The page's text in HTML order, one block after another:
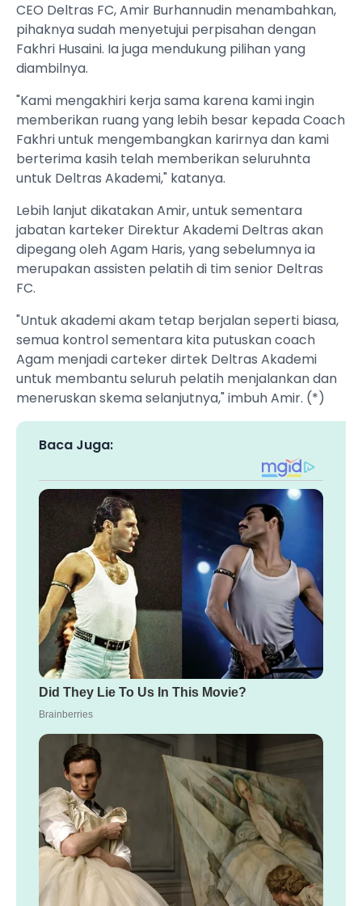
CEO Deltras FC, Amir Burhannudin menambahkan,
pihaknya sudah menyetujui perpisahan dengan
Fakhri Husaini. Ia juga mendukung pilihan yang
diambilnya.
"Kami mengakhiri kerja sama karena kami ingin
memberikan ruang yang lebih besar kepada Coach
Fakhri untuk mengembangkan karirnya dan kami
berterima kasih telah memberikan seluruhnta
untuk Deltras Akademi," katanya.
Lebih lanjut dikatakan Amir, untuk sementara
jabatan karteker Direktur Akademi Deltras akan
dipegang oleh Agam Haris, yang sebelumnya ia
merupakan assisten pelatih di tim senior Deltras
FC.
"Untuk akademi akam tetap berjalan seperti biasa,
semua kontrol sementara kita putuskan coach
Agam menjadi carteker dirtek Deltras Akademi
untuk membantu seluruh pelatih menjalankan dan
meneruskan skema selanjutnya," imbuh Amir. (*)
Baca Juga: